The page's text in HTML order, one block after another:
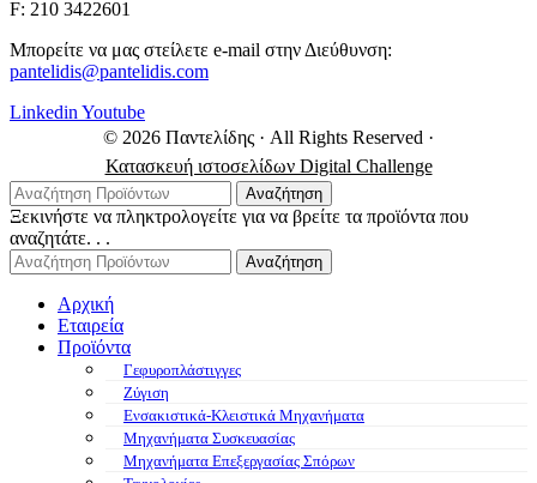
F: 210 3422601
Μπορείτε να μας στείλετε e-mail στην Διεύθυνση:
pantelidis@pantelidis.com
Linkedin Youtube
© 2026 Παντελίδης · All Rights Reserved ·
Κατασκευή ιστοσελίδων Digital Challenge
Αναζήτηση
Ξεκινήστε να πληκτρολογείτε για να βρείτε τα προϊόντα που
αναζητάτε. . .
Αναζήτηση
Αρχική
Εταιρεία
Προϊόντα
Γεφυροπλάστιγγες
Ζύγιση
Ενσακιστικά-Κλειστικά Μηχανήματα
Μηχανήματα Συσκευασίας
Μηχανήματα Επεξεργασίας Σπόρων